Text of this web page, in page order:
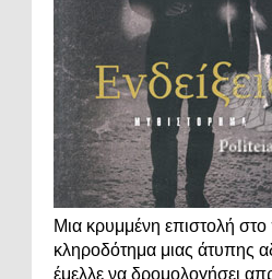
Μια κρυμμένη επιστολή
κληροδότημα μιας άτυπης
έμελλε να δρομολογήσει